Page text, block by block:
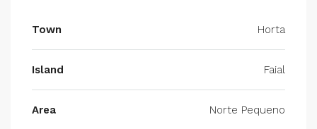
Town Horta
Island Faial
Area Norte Pequeno